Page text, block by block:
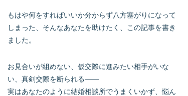
もはや何をすればいいか分からず八方塞がりになって
しまった、そんなあなたを助けたく、この記事を書き
ました。
お見合いが組めない、仮交際に進みたい相手がいな
い、真剣交際を断られる――
実はあなたのように結婚相談所でうまくいかず、悩ん